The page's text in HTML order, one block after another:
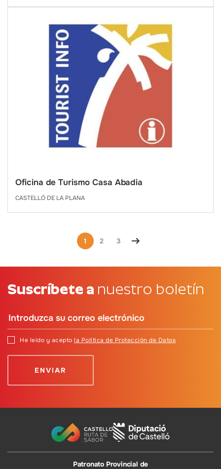
Oficina de Turismo Casa Abadia
CASTELLÓ DE LA PLANA
1 2 3
Suscríbete a nuestro boletín
He leído y acepto la Política de Protección de Datos
Patronato Provincial de